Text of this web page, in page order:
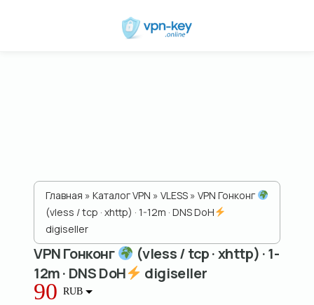
Главная » Каталог VPN » VLESS » VPN Гонконг
(vless / tcp · xhttp) · 1-12m · DNS DoH
digiseller
VPN Гонконг
(vless / tcp · xhttp) · 1-
12m · DNS DoH
digiseller
90 RUB